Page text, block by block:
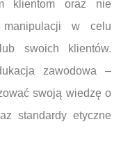
klientom oraz nie
w celu
swoich klientów.
zawodowa –
swoją wiedzę o
standardy etyczne